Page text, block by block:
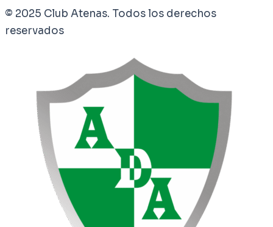
© 2025 Club Atenas. Todos los derechos
reservados